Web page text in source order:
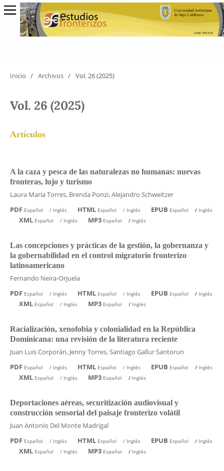
Inicio / Archivos / Vol. 26 (2025)
Vol. 26 (2025)
Artículos
A la caza y pesca de las naturalezas no humanas: nuevas
fronteras, lujo y turismo
Laura María Torres, Brenda Ponzi, Alejandro Schweitzer
PDF Español / Inglés HTML Español / Inglés EPUB Español / Inglés
XML Español / Inglés MP3 Español / Inglés
Las concepciones y prácticas de la gestión, la gobernanza y
la gobernabilidad en el control migratorio fronterizo
latinoamericano
Fernando Neira-Orjuela
PDF Español / Inglés HTML Español / Inglés EPUB Español / Inglés
XML Español / Inglés MP3 Español / Inglés
Racialización, xenofobia y colonialidad en la República
Dominicana: una revisión de la literatura reciente
Juan Luis Corporán, Jenny Torres, Santiago Gallur Santorun
PDF Español / Inglés HTML Español / Inglés EPUB Español / Inglés
XML Español / Inglés MP3 Español / Inglés
Deportaciones aéreas, securitización audiovisual y
construcción sensorial del paisaje fronterizo volátil
Juan Antonio Del Monte Madrigal
PDF Español / Inglés HTML Español / Inglés EPUB Español / Inglés
XML Español / Inglés MP3 Español / Inglés